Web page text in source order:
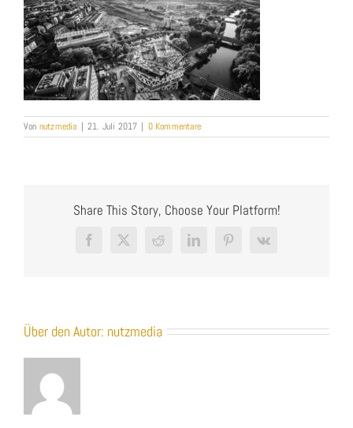
Von nutzmedia | 21. Juli 2017 | 0 Kommentare
Share This Story, Choose Your Platform!
Facebook
X RedditLinkedInPinterest
Vk
Über den Autor: nutzmedia